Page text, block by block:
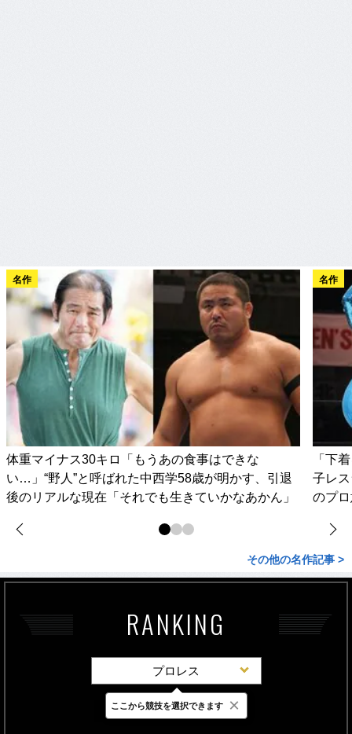
名作
体重マイナス30キロ「もうあの食事はできな
い…」“野人”と呼ばれた中西学58歳が明かす、引退
後のリアルな現在「それでも生きていかなあかん」
名作
「下
子レ
のプ
その他の名作記事 >
RANKING
プロレス
最新 24時間 週間
ここから競技を選択できます ×